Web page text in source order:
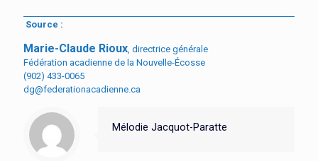
Source :
Marie-Claude Rioux, directrice générale
Fédération acadienne de la Nouvelle-Écosse
(902) 433-0065
dg@federationacadienne.ca
Mélodie Jacquot-Paratte